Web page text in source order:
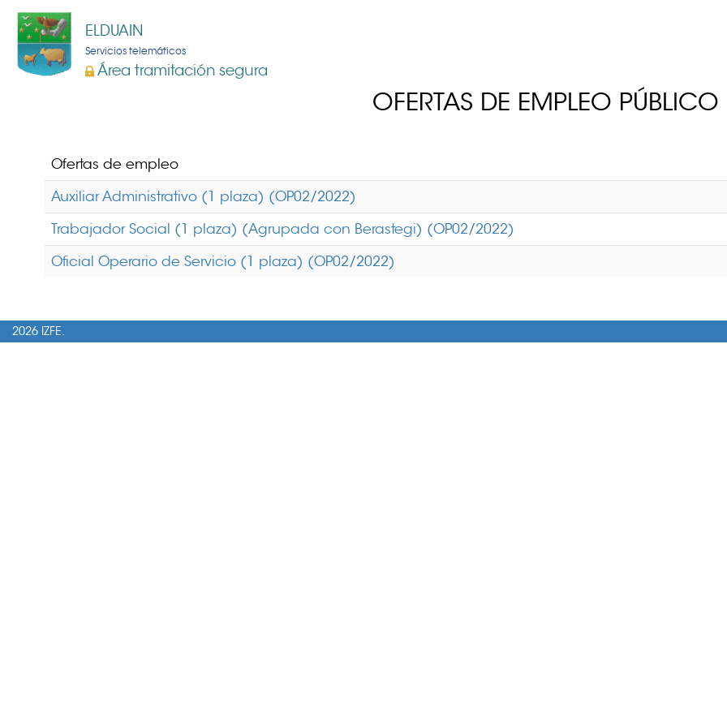
ELDUAIN
Servicios telemáticos
Área tramitación segura
OFERTAS DE EMPLEO PÚBLICO
Ofertas de empleo
Auxiliar Administrativo (1 plaza) (OP02/2022)
Trabajador Social (1 plaza) (Agrupada con Berastegi) (OP02/2022)
Oficial Operario de Servicio (1 plaza) (OP02/2022)
2026 IZFE.